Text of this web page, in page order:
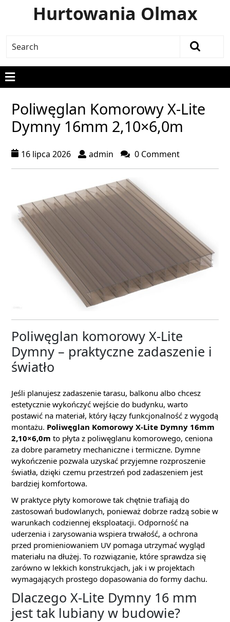
Hurtowania Olmax
Poliwęglan Komorowy X-Lite
Dymny 16mm 2,10×6,0m
16 lipca 2026 admin 0 Comment
Poliwęglan komorowy X-Lite
Dymny – praktyczne zadaszenie i
światło
Jeśli planujesz zadaszenie tarasu, balkonu albo chcesz
estetycznie wykończyć wejście do budynku, warto
postawić na materiał, który łączy funkcjonalność z wygodą
montażu. Poliwęglan Komorowy X-Lite Dymny 16mm
2,10×6,0m to płyta z poliwęglanu komorowego, ceniona
za dobre parametry mechaniczne i termiczne. Dymne
wykończenie pozwala uzyskać przyjemne rozproszenie
światła, dzięki czemu przestrzeń pod zadaszeniem jest
bardziej komfortowa.
W praktyce płyty komorowe tak chętnie trafiają do
zastosowań budowlanych, ponieważ dobrze radzą sobie w
warunkach codziennej eksploatacji. Odporność na
uderzenia i zarysowania wspiera trwałość, a ochrona
przed promieniowaniem UV pomaga utrzymać wygląd
materiału na dłużej. To rozwiązanie, które sprawdza się
zarówno w lekkich konstrukcjach, jak i w projektach
wymagających prostego dopasowania do formy dachu.
Dlaczego X-Lite Dymny 16 mm
jest tak lubiany w budowie?